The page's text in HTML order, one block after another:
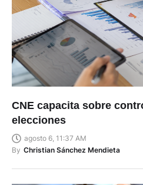
CNE capacita sobre
elecciones
agosto 6, 11:37 AM
By Christian Sánchez Mendieta